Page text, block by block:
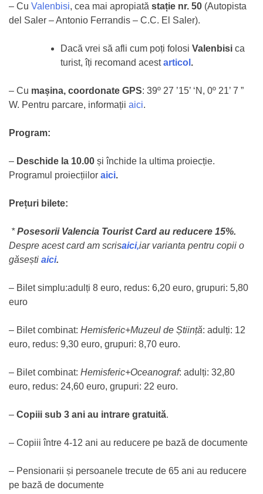
– Cu Valenbisi, cea mai apropiată stație nr. 50 (Autopista
del Saler – Antonio Ferrandis – C.C. El Saler).
Dacă vrei să afli cum poți folosi Valenbisi ca
turist, îți recomand acest articol .
– Cu mașina, coordonate GPS: 39º 27 ’15’ ‘N, 0º 21’ 7 ”
W. Pentru parcare, informații aici.
Program:
– Deschide la 10.00 și închide la ultima proiecție.
Programul proiecțiilor aici.
Prețuri bilete:
*Posesorii Valencia Tourist Card au reducere 15%.
Despre acest card am scrisaici,iar varianta pentru copii o
găsești aici.
– Bilet simplu:adulți 8 euro, redus: 6,20 euro, grupuri: 5,80
euro
– Bilet combinat: Hemisferic+Muzeul de Știință: adulți: 12
euro, redus: 9,30 euro, grupuri: 8,70 euro.
– Bilet combinat: Hemisferic+Oceanograf: adulți: 32,80
euro, redus: 24,60 euro, grupuri: 22 euro.
– Copiii sub 3 ani au intrare gratuită.
– Copiii între 4-12 ani au reducere pe bază de documente
– Pensionarii și persoanele trecute de 65 ani au reducere
pe bază de documente